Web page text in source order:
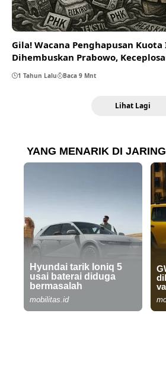
Gila! Wacana Penghapusan
Dihembuskan Prabowo,
1 Tahun Lalu Baca 9 Mnt
Lihat Lagi